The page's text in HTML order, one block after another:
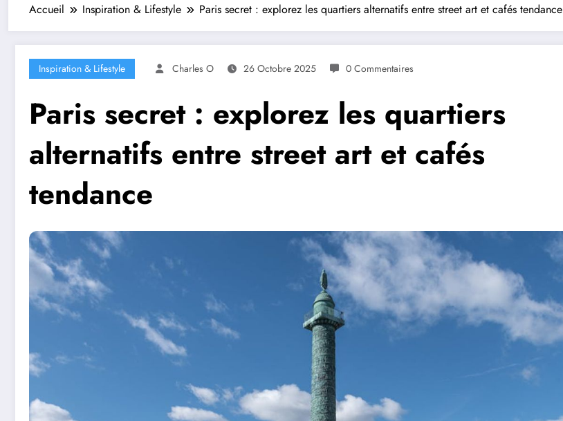
Accueil Inspiration & Lifestyle Paris secret : explorez les quartiers alternatifs entre street art et cafés tendance
Inspiration & Lifestyle Charles O 26 Octobre 2025 0 Commentaires
Paris secret : explorez les quartiers
alternatifs entre street art et cafés
tendance